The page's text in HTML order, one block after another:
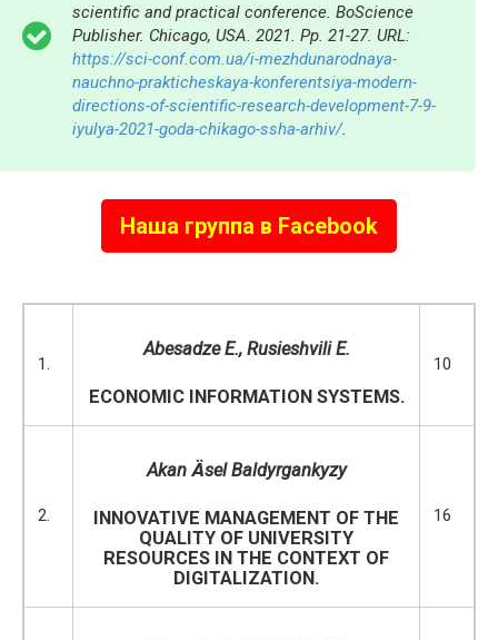
scientific and practical conference. BoScience
Publisher. Chicago, USA. 2021. Pp. 21-27. URL:
https://sci-conf.com.ua/i-mezhdunarodnaya-
nauchno-prakticheskaya-konferentsiya-modern-
directions-of-scientific-research-development-7-9-
iyulya-2021-goda-chikago-ssha-arhiv/.
Наша группа в Facebook
1.
Abesadze E., Rusieshvili E.
ECONOMIC INFORMATION SYSTEMS.
10
2.
Akan Ȁsel Baldyrgankyzy
INNOVATIVE MANAGEMENT OF THE
QUALITY OF UNIVERSITY
RESOURCES IN THE CONTEXT OF
DIGITALIZATION.
16